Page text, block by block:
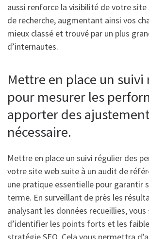
aussi renforce la visibilité de votre
de recherche, augmentant ainsi vos
mieux classé et trouvé par un plus
d’internautes.
Mettre en place un suivi
pour mesurer les
apporter des
nécessaire.
Mettre en place un suivi régulier des
votre site web suite à un audit de
une pratique essentielle pour garantir
terme. En surveillant de près les
analysant les données recueillies,
d’identifier les points forts et les